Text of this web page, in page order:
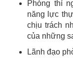
Phòng thí
năng lực
chịu trách
của những
Lãnh đạo